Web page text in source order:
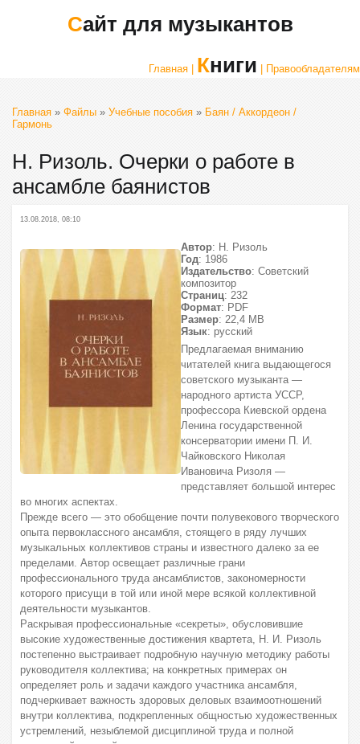
Сайт для музыкантов
Главная | Книги | Правообладателям
Главная » Файлы » Учебные пособия » Баян / Аккордеон /
Гармонь
Н. Ризоль. Очерки о работе в
ансамбле баянистов
13.08.2018, 08:10
Автор: Н. Ризоль
Год: 1986
Издательство: Советский
композитор
Страниц: 232
Формат: PDF
Размер: 22,4 МВ
Язык: русский
Предлагаемая вниманию
читателей книга выдающегося
советского музыканта —
народного артиста УССР,
профессора Киевской ордена
Ленина государственной
консерватории имени П. И.
Чайковского Николая
Ивановича Ризоля —
представляет большой интерес
во многих аспектах.
Прежде всего — это обобщение почти полувекового творческого
опыта первоклассного ансамбля, стоящего в ряду лучших
музыкальных коллективов страны и известного далеко за ее
пределами. Автор освещает различные грани
профессионального труда ансамблистов, закономерности
которого присущи в той или иной мере всякой коллективной
деятельности музыкантов.
Раскрывая профессиональные «секреты», обусловившие
высокие художественные достижения квартета, Н. И. Ризоль
постепенно выстраивает подробную научную методику работы
руководителя коллектива; на конкретных примерах он
определяет роль и задачи каждого участника ансамбля,
подчеркивает важность здоровых деловых взаимоотношений
внутри коллектива, подкрепленных общностью художественных
устремлений, незыблемой дисциплиной труда и полной